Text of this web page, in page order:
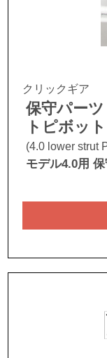
クリックギア
保守パー
トピボット
(4.0 lower strut
モデル4.0用